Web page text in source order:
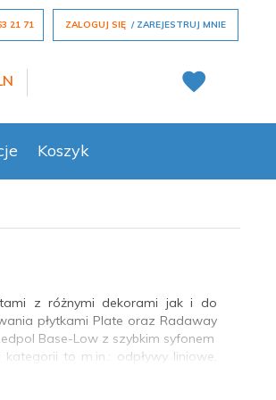
21 71 ZALOGUJ SIĘ ZAREJESTRUJ MNIE
Koszyk
z różnymi dekorami jak i do
płytkami Plate oraz Radaway
Base-Low z szybkim syfonem
to m.in.: odpływy liniowe,
blokuje nieprzyjemne zapachy z